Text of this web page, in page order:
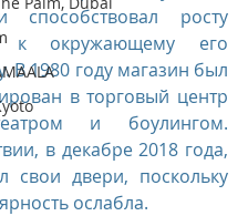
способствовал росту
к окружающему его
В 1980 году магазин был
в торговый центр
и боулингом.
в декабре 2018 года,
свои двери, поскольку
ослабла.